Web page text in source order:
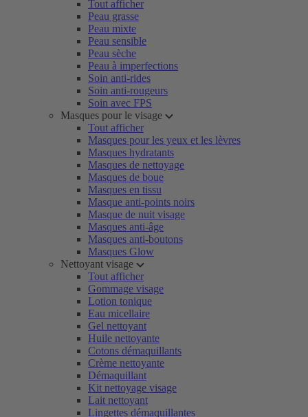
Tout afficher
Peau grasse
Peau mixte
Peau sensible
Peau sèche
Peau à imperfections
Soin anti-rides
Soin anti-rougeurs
Soin avec FPS
Masques pour le visage
Tout afficher
Masques pour les yeux et les lèvres
Masques hydratants
Masques de nettoyage
Masques de boue
Masques en tissu
Masque anti-points noirs
Masque de nuit visage
Masques anti-âge
Masques anti-boutons
Masques Glow
Nettoyant visage
Tout afficher
Gommage visage
Lotion tonique
Eau micellaire
Gel nettoyant
Huile nettoyante
Cotons démaquillants
Crème nettoyante
Démaquillant
Kit nettoyage visage
Lait nettoyant
Lingettes démaquillantes